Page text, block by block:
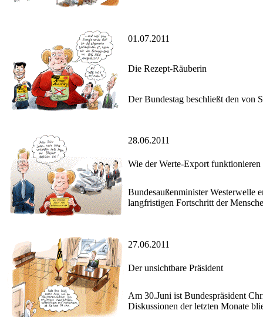
01.07.2011
Die Rezept-Räuberin
Der Bundestag beschließt den von
28.06.2011
Wie der Werte-Export funktionieren
Bundesaußenminister Westerwelle
langfristigen Fortschritt der
27.06.2011
Der unsichtbare Präsident
Am 30.Juni ist Bundespräsident
Diskussionen der letzten Monate